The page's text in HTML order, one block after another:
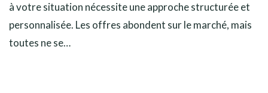
à votre situation nécessite une approche structurée et
personnalisée. Les offres abondent sur le marché, mais
toutes ne se…